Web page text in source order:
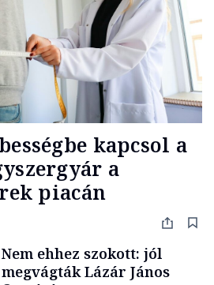
kapcsol a
a
piacán
Nem ehhez szokott: jól
megvágták Lázár János